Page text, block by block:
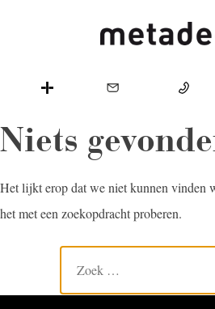
Niets
Het lijkt erop dat we niet kunnen vinden
het met een zoekopdracht proberen.